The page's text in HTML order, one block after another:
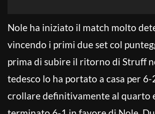
Nole ha iniziato il match molto
vincendo i primi due set col
prima di subire il ritorno di Struff
tedesco lo ha portato a casa per 6-
crollare definitivamente al quarto